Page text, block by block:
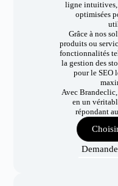
ligne intuitives,
optimisées
Grâce à nos
produits ou
fonctionnalités
la gestion des
pour le SEO
Avec
en un
répondant